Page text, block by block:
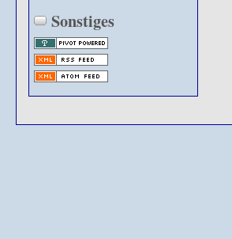
Sonstiges